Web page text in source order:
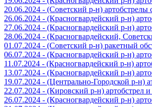
20.06.2024 - (Советский р-н)
26.06.2024 - (Красногвардейский р-н)
27.06.2024 - (Красногвардейский р-н)
28.06.2024 - (Красногвардейский,
01.07.2024 - (Советский р-н) ракетный
06.07.2024 - (Красногвардейский р-н)
11.07.2024 - (Красногвардейский р-н)
13.07.2024 - (Красногвардейский р-н)
19.07.2024 - (Центрально-Городской р-
22.07.2024 - (Кировский р-н)
26.07.2024 - (Красногвардейский р-н)